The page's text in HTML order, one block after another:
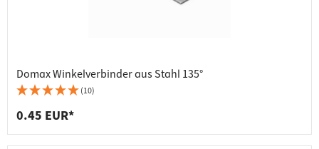
Domax Winkelverbinder aus Stahl 135°
(10)
0.45 EUR*